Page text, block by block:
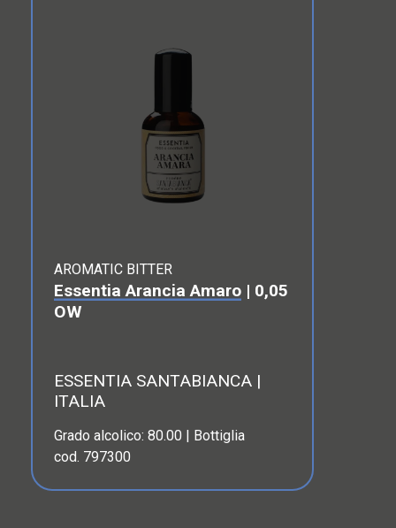
AROMATIC BITTER
Essentia Arancia Amaro | 0,05
OW
ESSENTIA SANTABIANCA |
ITALIA
Grado alcolico: 80.00 | Bottiglia
cod. 797300